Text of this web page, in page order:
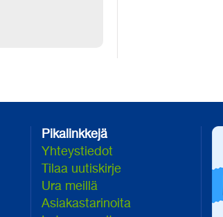
Pikalinkkejä
Yhteystiedot
Tilaa uutiskirje
Ura meillä
Asiakastarinoita